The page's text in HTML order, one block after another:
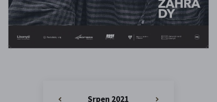
Srpen 2021